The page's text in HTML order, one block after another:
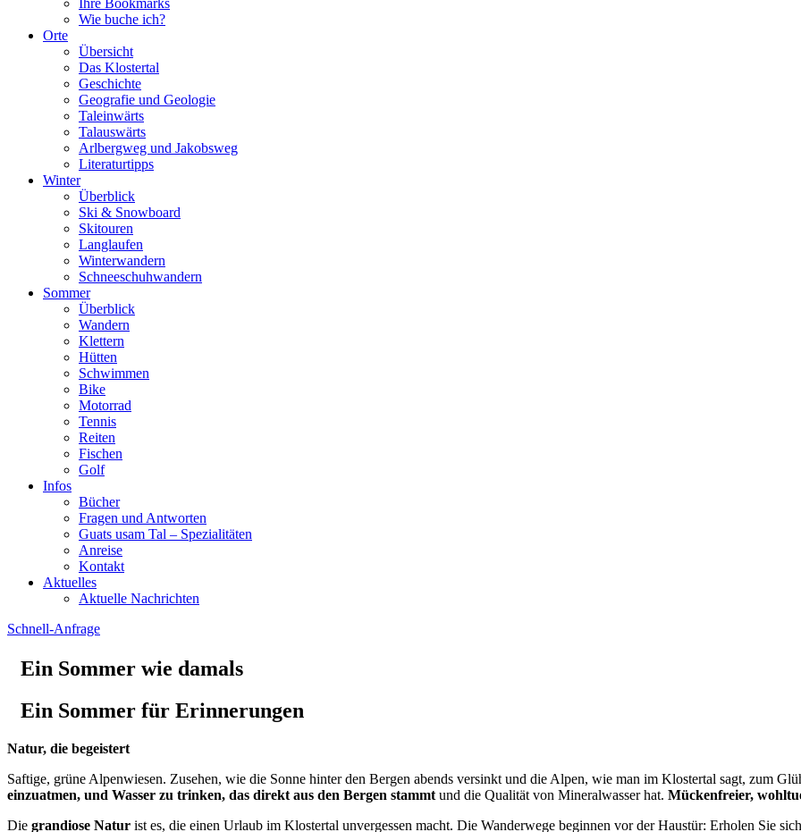
Ihre Bookmarks
Wie buche ich?
Orte
Übersicht
Das Klostertal
Geschichte
Geografie und Geologie
Taleinwärts
Talauswärts
Arlbergweg und Jakobsweg
Literaturtipps
Winter
Überblick
Ski & Snowboard
Skitouren
Langlaufen
Winterwandern
Schneeschuhwandern
Sommer
Überblick
Wandern
Klettern
Hütten
Schwimmen
Bike
Motorrad
Tennis
Reiten
Fischen
Golf
Infos
Bücher
Fragen und Antworten
Guats usam Tal – Spezialitäten
Anreise
Kontakt
Aktuelles
Aktuelle Nachrichten
Schnell-Anfrage
Ein Sommer wie damals
Ein Sommer für Erinnerungen
Natur, die begeistert
Saftige, grüne Alpenwiesen. Zusehen, wie die Sonne hinter den Bergen abends versinkt und die Alpen, wie man im Klostertal sagt, zum
einzuatmen, und Wasser zu trinken, das direkt aus den Bergen stammt und die Qualität von Mineralwasser hat. Mückenfreier,
Die grandiose Natur ist es, die einen Urlaub im Klostertal unvergessen macht. Die Wanderwege beginnen vor der Haustür: Erholen Sie